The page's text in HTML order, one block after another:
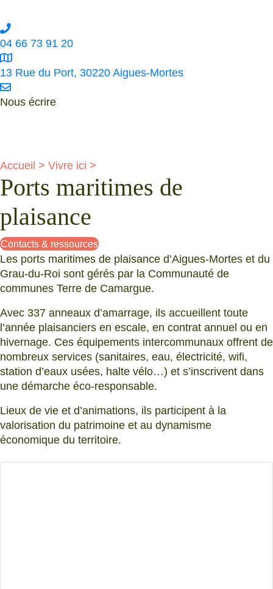
04 66 73 91 20
13 Rue du Port, 30220 Aigues-Mortes
Nous écrire
Accueil > Vivre ici >
Ports maritimes de
plaisance
Contacts & ressources
Les ports maritimes de plaisance d’Aigues-Mortes et du
Grau-du-Roi sont gérés par la Communauté de
communes Terre de Camargue.
Avec 337 anneaux d’amarrage, ils accueillent toute
l’année plaisanciers en escale, en contrat annuel ou en
hivernage. Ces équipements intercommunaux offrent de
nombreux services (sanitaires, eau, électricité, wifi,
station d’eaux usées, halte vélo…) et s’inscrivent dans
une démarche éco-responsable.
Lieux de vie et d’animations, ils participent à la
valorisation du patrimoine et au dynamisme
économique du territoire.